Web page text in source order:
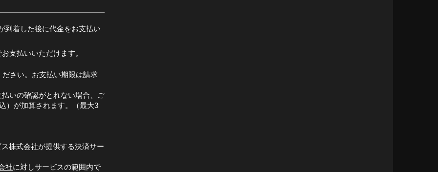
到着した後に代金をお支払い
支払いいただけます。
さい。お支払い期限は請求
いの確認がとれない場合、ご
）が加算されます。（最大3
株式会社が提供する決済サー
社に対しサービスの範囲内で